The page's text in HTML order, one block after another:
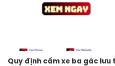
Quy định cấm xe ba gác